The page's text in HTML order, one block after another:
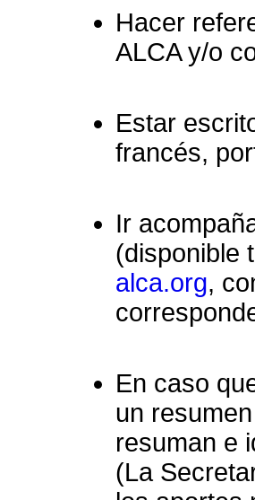
Hacer
ALCA y/o
Estar
francés,
Ir
(disponible
alca.org,
En caso
un
resuman e
(La